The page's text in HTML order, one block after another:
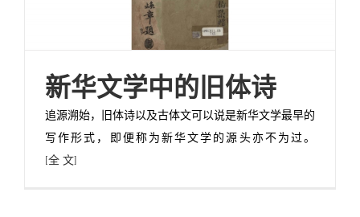
新华文学中的旧体诗
追源溯始，旧体诗以及古体文可以说是新华文学最早的
写作形式，即便称为新华文学的源头亦不为过。
[全 文]